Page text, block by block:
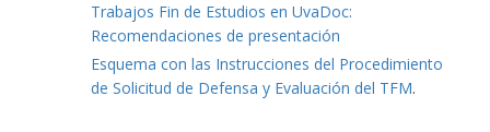
Trabajos Fin de Estudios en UvaDoc:
Recomendaciones de presentación
Esquema con las Instrucciones del Procedimiento
de Solicitud de Defensa y Evaluación del TFM.